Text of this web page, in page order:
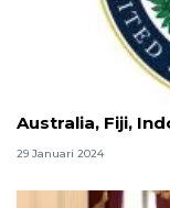
Perdalam
Australia, Fiji,
29 Januari 2024